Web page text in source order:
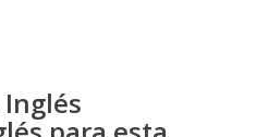
Inglés